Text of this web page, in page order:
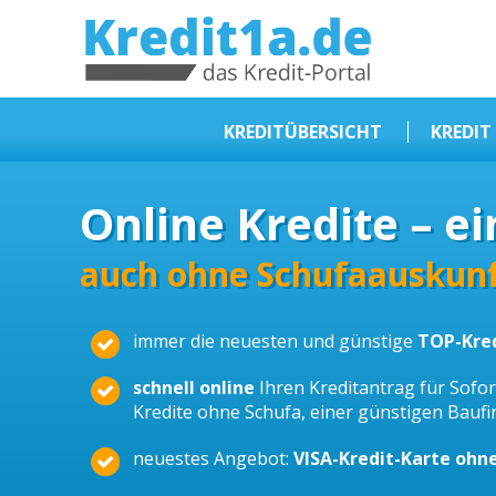
KREDIT1A.DE
KREDITÜBERSICHT
Kredit ohne Schufa
Baufinanzierungen
Selbstständige Kredit
Dispokredit
Beamtendarlehen
Kreditzusammenfassung
Online Kredite –
auch ohne
immer die neuesten und günstige TOP-
schnell online Ihren Kreditantrag für
Kredite ohne Schufa, einer günstigen
neuestes Angebot: VISA-Kredit-Karte